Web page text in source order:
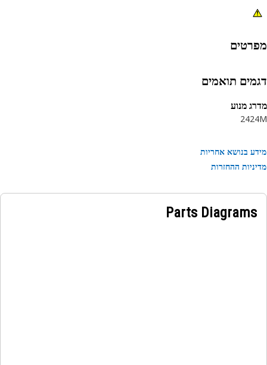
תואמים
מנוע
24
בנושא אחריות
ההחזרות
Parts Diagrams